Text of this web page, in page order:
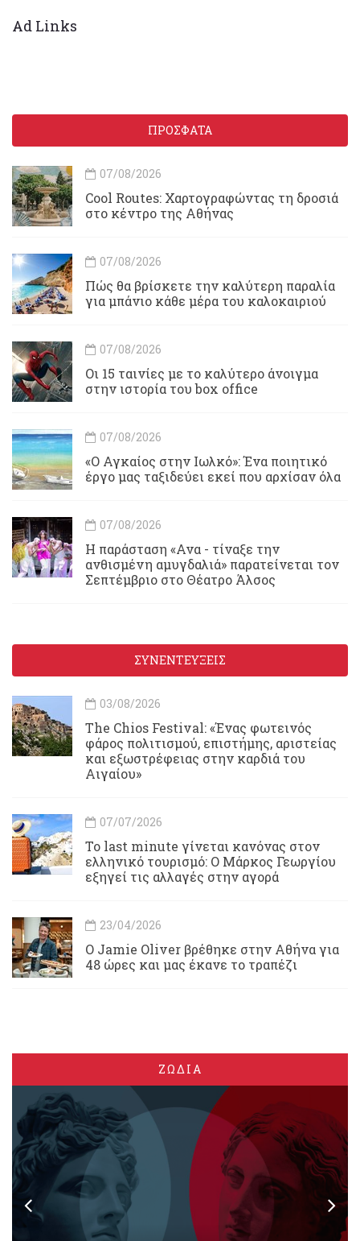
Ad Links
ΠΡΟΣΦΑΤΑ
07/08/2026
Cool Routes: Χαρτογραφώντας τη δροσιά
στο κέντρο της Αθήνας
07/08/2026
Πώς θα βρίσκετε την καλύτερη παραλία
για μπάνιο κάθε μέρα του καλοκαιριού
07/08/2026
Οι 15 ταινίες με το καλύτερο άνοιγμα
στην ιστορία του box office
07/08/2026
«Ο Αγκαίος στην Ιωλκό»: Ένα ποιητικό
έργο μας ταξιδεύει εκεί που αρχίσαν όλα
07/08/2026
Η παράσταση «Ανα - τίναξε την
ανθισμένη αμυγδαλιά» παρατείνεται τον
Σεπτέμβριο στο Θέατρο Άλσος
ΣΥΝΕΝΤΕΥΞΕΙΣ
03/08/2026
Τhe Chios Festival: «Ένας φωτεινός
φάρος πολιτισμού, επιστήμης, αριστείας
και εξωστρέφειας στην καρδιά του
Αιγαίου»
07/07/2026
Το last minute γίνεται κανόνας στον
ελληνικό τουρισμό: Ο Μάρκος Γεωργίου
εξηγεί τις αλλαγές στην αγορά
23/04/2026
Ο Jamie Oliver βρέθηκε στην Αθήνα για
48 ώρες και μας έκανε το τραπέζι
ΖΩΔΙΑ